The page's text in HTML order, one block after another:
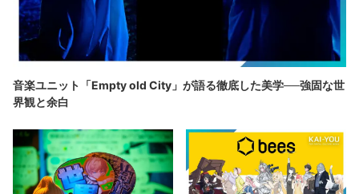
音楽ユニット「Empty old City」が語る徹底した美学──強固な世
界観と余白